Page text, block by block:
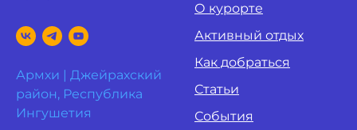
Армхи | Джейрахский
район, Республика
Ингушетия
О курорте
Активный отдых
Как добраться
Статьи
События